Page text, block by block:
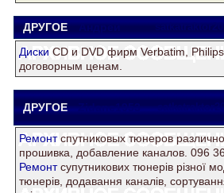
ДРУГОЕ Андрей
Диски СD и DVD фирм Verbatim,
договорным ценам.
ДРУГОЕ Zidane1953
Ремонтспутниковых тюнеров
прошивка, добавление каналов. 096
Ремонтсупутникових тюнерів різної
тюнерів, додавання каналів,